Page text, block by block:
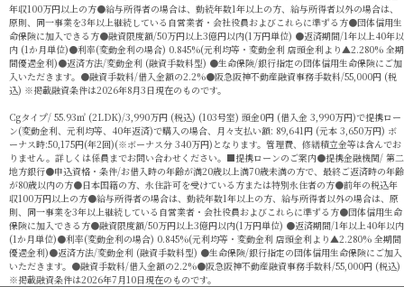
年収100万円以上の方●給与所得者の場合は、勤続年数1年以上の方、給与所得者以外の場合は、
原則、同一事業を3年以上継続している自営業者・会社役員およびこれらに準ずる方●団体信用生
命保険に加入できる方●融資限度額/50万円以上3億円以内(1万円単位) ●返済期間/1年以上40年以
内 (1か月単位)●利率(変動金利の場合) 0.845%(元利均等・変動金利 店頭金利より▲2.280% 全期
間優遇金利)●返済方法/変動金利 (融資手数料型) ●生命保険/銀行指定の団体信用生命保険にご加
入いただきます。●融資手数料/借入金額の2.2%●阪急阪神不動産融資事務手数料/55,000円 (税
込) ※掲載融資条件は2026年8月3日現在のものです。
Cgタイプ/ 55.93㎡ (2LDK)/3,990万円 (税込) (103号室) 頭金0円 (借入金 3,990万円)で提携ロー
ン(変動金利、元利均等、40年返済)で購入の場合、月々支払い額: 89,641円 (元本 3,650万円) ボ
ーナス時:50,175円(年2回)(※ボーナス分 340万円)となります。管理費、修繕積立金等は含んでお
りません。詳しくは係員までお問い合わせください。■提携ローンのご案内●提携金融機関/ 第二
地方銀行●申込資格・条件/お借入時の年齢が満20歳以上満70歳未満の方で、最終ご返済時の年齢
が80歳以内の方●日本国籍の方、永住許可を受けている方または特別永住者の方●前年の税込年
収100万円以上の方●給与所得者の場合は、勤続年数1年以上の方、給与所得者以外の場合は、原
則、同一事業を3年以上継続している自営業者・会社役員およびこれらに準ずる方●団体信用生命
保険に加入できる方●融資限度額/50万円以上3億円以内(1万円単位) ●返済期間/1年以上40年以内
(1か月単位)●利率(変動金利の場合) 0.845%(元利均等・変動金利 店頭金利より▲2.280% 全期間
優遇金利)●返済方法/変動金利 (融資手数料型) ●生命保険/銀行指定の団体信用生命保険にご加入
いただきます。●融資手数料/借入金額の2.2%●阪急阪神不動産融資事務手数料/55,000円 (税込)
※掲載融資条件は2026年7月10日現在のものです。